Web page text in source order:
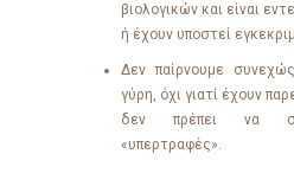
βιολογικών και είναι
ή έχουν υποστεί
Δεν παίρνουμε
γύρη, όχι γιατί έχουν
δεν πρέπει να
«υπερτραφές».